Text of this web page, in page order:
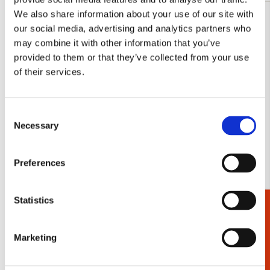
We also share information about your use of our site with
our social media, advertising and analytics partners who
may combine it with other information that you’ve
provided to them or that they’ve collected from your use
of their services.
Selection
Necessary
Preferences
Statistics
Marketing
Toevoegen
aan
verlanglijst
€ 11,99
Adresboek
€ 14,99 Cadeaukiezer